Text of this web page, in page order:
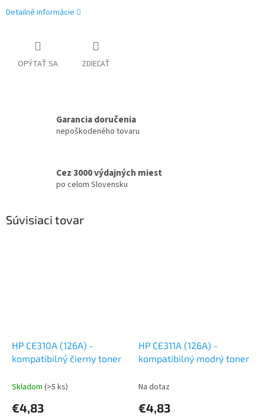
Detailné informácie
OPÝTAŤ SA ZDIEĽAŤ
Garancia doručenia
nepoškodeného tovaru
Cez 3000 výdajných miest
po celom Slovensku
Súvisiaci tovar
HP CE310A (126A) -
kompatibilný čierny toner
Skladom (>5 ks)
€4,83
HP CE311A (126A) -
kompatibilný modrý toner
Na dotaz
€4,83